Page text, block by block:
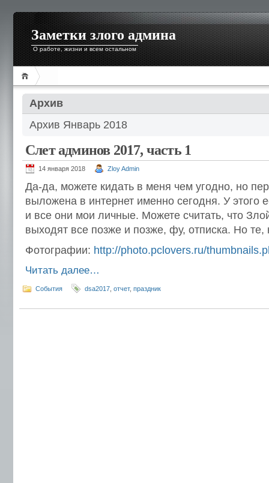
Заметки злого админа
О работе, жизни и всем остальном
Архив
Архив Январь 2018
Слет админов 2017, часть 1
14 января 2018 Zloy Admin
Да-да, можете кидать в меня чем угодно, но
выложена в интернет именно сегодня. У этого
и все они мои личные. Можете считать, что
выходят все позже и позже, фу, отписка. Но
Фотографии: http://photo.pclovers.ru/
Читать далее…
События dsa2017 отчет, праздник